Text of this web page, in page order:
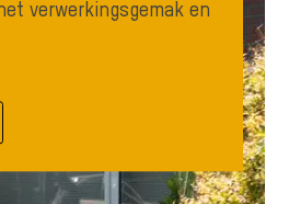
verwerkingsgemak en